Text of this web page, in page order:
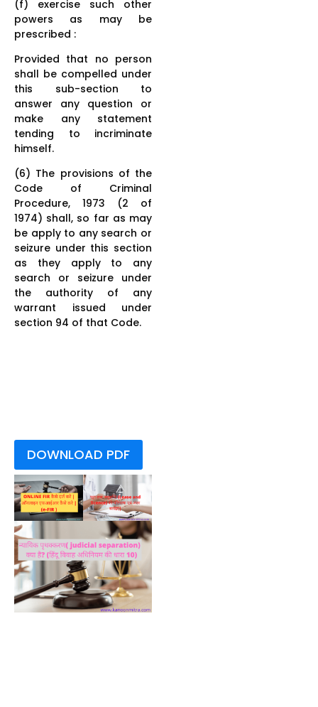
(f) exercise such other
powers as may be
prescribed :
Provided that no person
shall be compelled under
this sub-section to
answer any question or
make any statement
tending to incriminate
himself.
(6) The provisions of the
Code of Criminal
Procedure, 1973 (2 of
1974) shall, so far as may
be apply to any search or
seizure under this section
as they apply to any
search or seizure under
the authority of any
warrant issued under
section 94 of that Code.
DOWNLOAD PDF